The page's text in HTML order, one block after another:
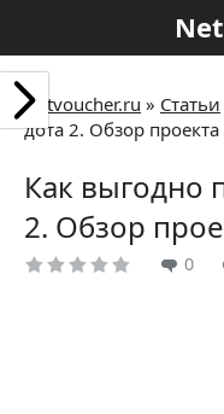
Netvoucher.ru » Статьи
дота 2. Обзор
Как выгодно
2. Обзор
0